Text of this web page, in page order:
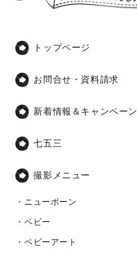
トップページ
お問合せ・資料請求
新着情報＆キャンペーン
七五三
撮影メニュー
・ニューボーン
・ベビー
・ベビーアート